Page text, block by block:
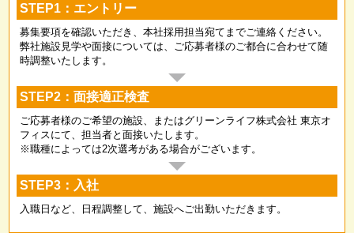
STEP1：エントリー
募集要項を確認いただき、本社採用担当宛てまでご連絡ください。
弊社施設見学や面接については、ご応募者様のご都合に合わせて随
時調整いたします。
STEP2：面接適正検査
ご応募者様のご希望の施設、またはグリーンライフ株式会社 東京オ
フィスにて、担当者と面接いたします。
※職種によっては2次選考がある場合がございます。
STEP3：入社
入職日など、日程調整して、施設へご出勤いただきます。